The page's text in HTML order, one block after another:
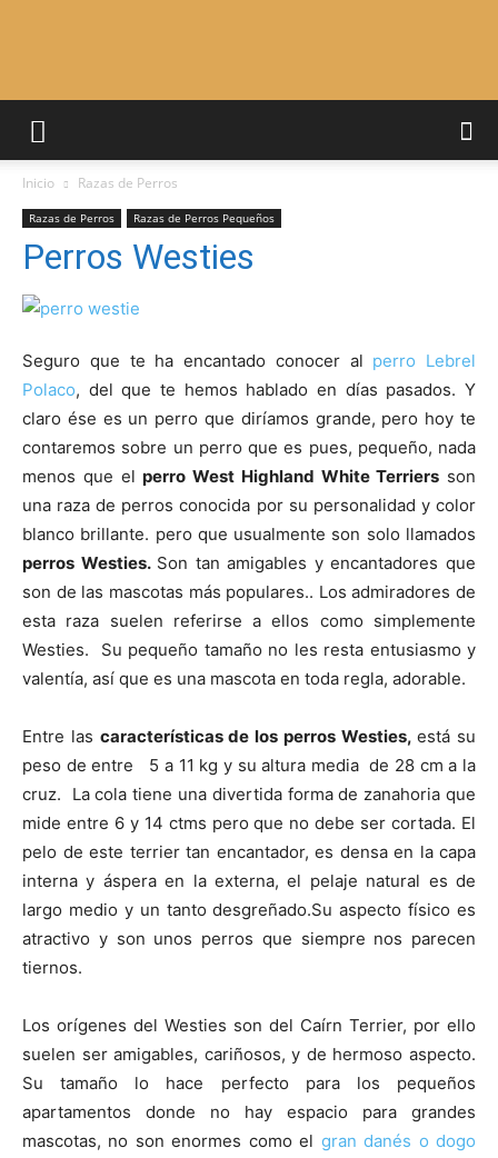
Adiestrar
Razas
de
Perros
Fotos
de
Inicio Razas de Perros
Razas de Perros Razas de Perros Pequeños
Perros Westies
Seguro que te ha encantado conocer al perro Lebrel
Polaco, del que te hemos hablado en días pasados. Y
claro ése es un perro que diríamos grande, pero hoy te
contaremos sobre un perro que es pues, pequeño, nada
menos que elperro West Highland White Terriers son
una raza de perros conocida por su personalidad y color
blanco brillante. pero que usualmente son solo llamados
perros Westies. Son tan amigables y encantadores que
son de las mascotas más populares.. Los admiradores de
esta raza suelen referirse a ellos como simplemente
Westies. Su pequeño tamaño no les resta entusiasmo y
valentía, así que es una mascota en toda regla, adorable.
Entre las características de los perros Westies,está su
peso de entre 5 a 11 kg y su altura media de 28 cm a la
cruz. La cola tiene una divertida forma de zanahoria que
mide entre 6 y 14 ctms pero que no debe ser cortada. El
pelo de este terrier tan encantador, es densa en la capa
interna y áspera en la externa, el pelaje natural es de
largo medio y un tanto desgreñado.Su aspecto físico es
atractivo y son unos perros que siempre nos parecen
tiernos.
Los orígenes del Westies son del Caírn Terrier, por ello
suelen ser amigables, cariñosos, y de hermoso aspecto.
Su tamaño lo hace perfecto para los pequeños
apartamentos donde no hay espacio para grandes
mascotas, no son enormes como el gran danés o dogo